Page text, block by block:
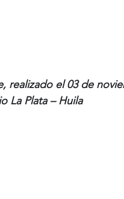
realizado el 03 de
La Plata – Huila